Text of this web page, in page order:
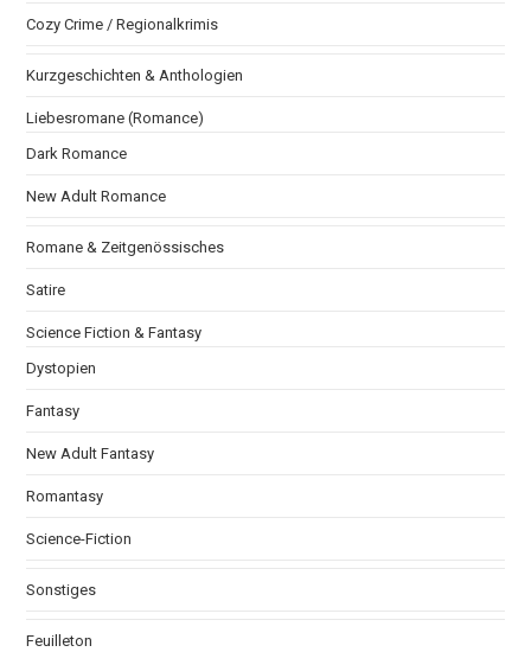
Cozy Crime / Regionalkrimis
Kurzgeschichten & Anthologien
Liebesromane (Romance)
Dark Romance
New Adult Romance
Romane & Zeitgenössisches
Satire
Science Fiction & Fantasy
Dystopien
Fantasy
New Adult Fantasy
Romantasy
Science-Fiction
Sonstiges
Feuilleton